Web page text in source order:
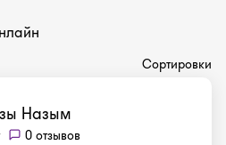
Сортировки
Назым
0 отзывов